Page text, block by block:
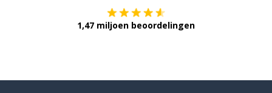
1,47 miljoen beoordelingen